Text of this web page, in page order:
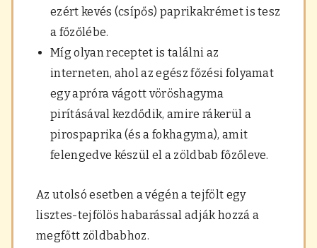
ezért kevés (csípős) paprikakrémet is tesz
a főzőlébe.
Míg olyan receptet is találni az
interneten, ahol az egész főzési folyamat
egy apróra vágott vöröshagyma
pirításával kezdődik, amire rákerül a
pirospaprika (és a fokhagyma), amit
felengedve készül el a zöldbab főzőleve.
Az utolsó esetben a végén a tejfölt egy
lisztes-tejfölös habarással adják hozzá a
megfőtt zöldbabhoz.